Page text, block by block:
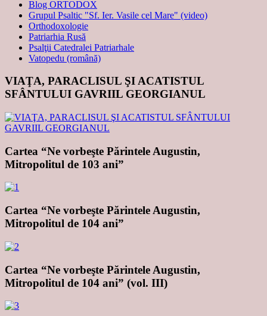
Blog ORTODOX
Grupul Psaltic "Sf. Ier. Vasile cel Mare" (video)
Orthodoxologie
Patriarhia Rusă
Psalţii Catedralei Patriarhale
Vatopedu (română)
VIAŢA, PARACLISUL ŞI ACATISTUL
SFÂNTULUI GAVRIIL GEORGIANUL
Cartea “Ne vorbeşte Părintele Augustin,
Mitropolitul de 103 ani”
Cartea “Ne vorbeşte Părintele Augustin,
Mitropolitul de 104 ani”
Cartea “Ne vorbeşte Părintele Augustin,
Mitropolitul de 104 ani” (vol. III)